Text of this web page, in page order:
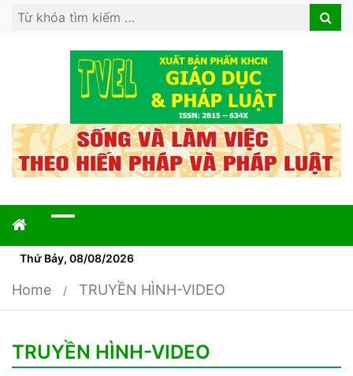
Search
Search
Thứ Bảy, 08/08/2026
Home TRUYỀN HÌNH-VIDEO
TRUYỀN HÌNH-VIDEO